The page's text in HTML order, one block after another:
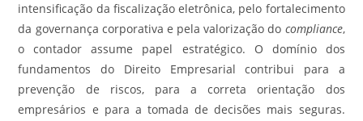
intensificação da fiscalização eletrônica, pelo fortalecimento
da governança corporativa e pela valorização do compliance,
o contador assume papel estratégico. O domínio dos
fundamentos do Direito Empresarial contribui para a
prevenção de riscos, para a correta orientação dos
empresários e para a tomada de decisões mais seguras.